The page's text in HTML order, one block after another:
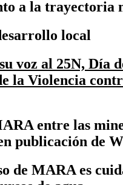
a la trayectoria
local
voz al 25N, Día
la Violencia
entre las
publicación de
de MARA es